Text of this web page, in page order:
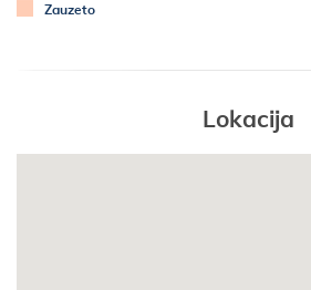
- besplatno korištenje bežičnog interneta
Zauzeto
Lokacija